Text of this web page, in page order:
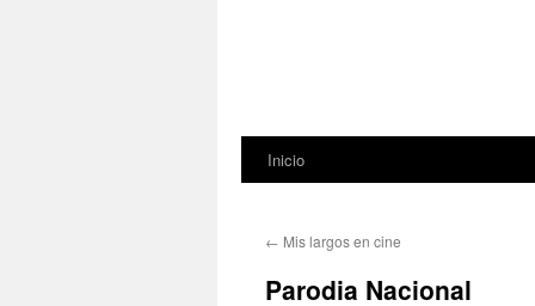
Inicio
← Mis largos en cine
Parodia Nacional